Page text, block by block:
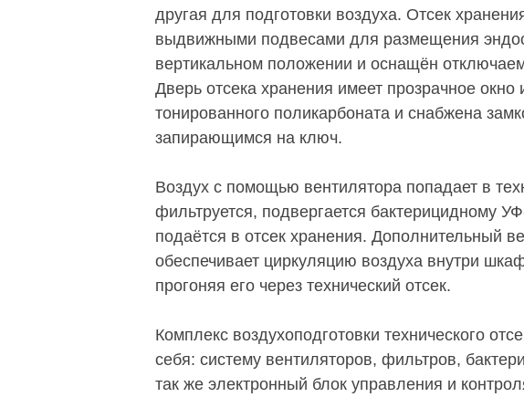
другая для подготовки воздуха. Отсек
выдвижными подвесами для размещения
вертикальном положении и оснащён
Дверь отсека хранения имеет прозрачное окно
тонированного поликарбоната и снабжена
запирающимся на ключ.
Воздух с помощью вентилятора попадает в
фильтруется, подвергается бактерицидному
подаётся в отсек хранения. Дополнительный
обеспечивает циркуляцию воздуха внутри
прогоняя его через технический отсек.
Комплекс воздухоподготовки технического
себя: систему вентиляторов, фильтров,
так же электронный блок управления и